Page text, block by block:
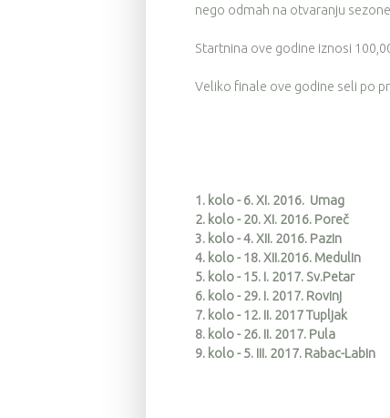
nego odmah na otvaranju sezone
Startnina ove godine iznosi
Veliko finale ove godine seli po
1. kolo - 6. XI. 2016. Umag
2. kolo - 20. XI. 2016. Poreč
3. kolo - 4. XII. 2016. Pazin
4. kolo - 18. XII.2016. Medulin
5. kolo - 15. I. 2017. Sv.Petar
6. kolo - 29. I. 2017. Rovinj
7. kolo - 12. II. 2017 Tupljak
8. kolo - 26. II. 2017. Pula
9. kolo - 5. III. 2017. Rabac-Labin